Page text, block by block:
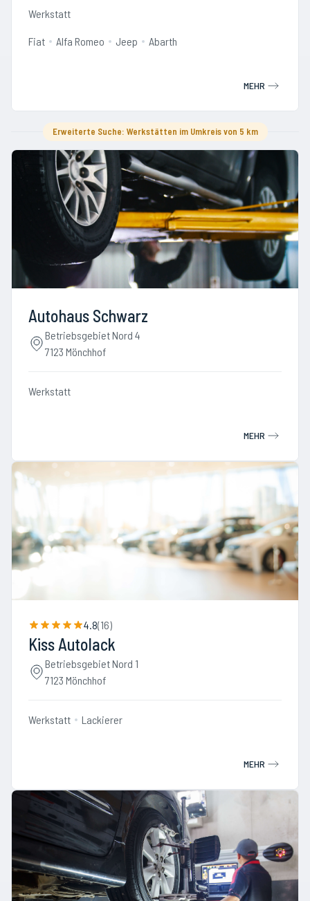
Werkstatt
Fiat Alfa Romeo Jeep Abarth
MEHR
Erweiterte Suche: Werkstätten im Umkreis von 5 km
Autohaus Schwarz
Betriebsgebiet Nord 4
7123 Mönchhof
Werkstatt
MEHR
4.8(16)
Kiss Autolack
Betriebsgebiet Nord 1
7123 Mönchhof
Werkstatt Lackierer
MEHR